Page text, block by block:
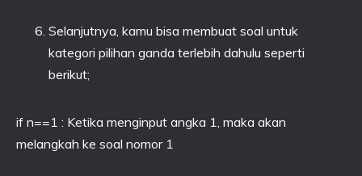
Selanjutnya, kamu bisa membuat soal untuk
kategori pilihan ganda terlebih dahulu seperti
berikut;
if n==1 : Ketika menginput angka 1, maka akan
melangkah ke soal nomor 1